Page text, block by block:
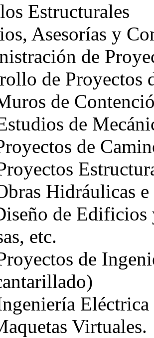
Estructurales
Asesorías y
de
de Proyectos
de
de
de
Hidráulicas
de Edificios
etc.
de
Eléctrica
Virtuales.